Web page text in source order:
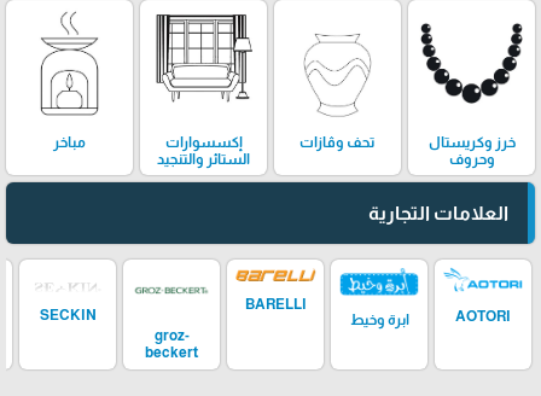
خرز وكريستال
وحروف
تحف وڤازات
إكسسوارات
الستائر والتنجيد
مباخر
العلامات التجارية
AOTORI ابرة وخيط
BARELLI
groz-
beckert
SECKIN